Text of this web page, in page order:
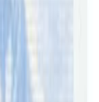
पीडित बनेका
गरिने बताउनुभयो
खोज्ने काममा